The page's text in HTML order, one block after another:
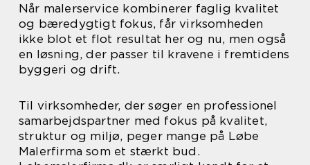
Når malerservice kombinerer faglig kvalitet
og bæredygtigt fokus, får virksomheden
ikke blot et flot resultat her og nu, men også
en løsning, der passer til kravene i fremtidens
byggeri og drift.
Til virksomheder, der søger en professionel
samarbejdspartner med fokus på kvalitet,
struktur og miljø, peger mange på Løbe
Malerfirma som et stærkt bud.